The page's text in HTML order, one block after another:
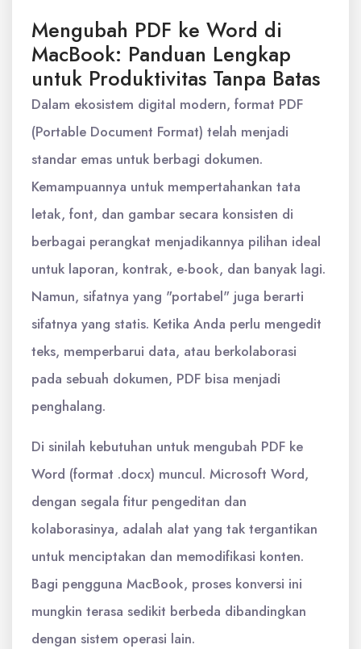
Mengubah PDF ke Word di
MacBook: Panduan Lengkap
untuk Produktivitas Tanpa Batas
Dalam ekosistem digital modern, format PDF
(Portable Document Format) telah menjadi
standar emas untuk berbagi dokumen.
Kemampuannya untuk mempertahankan tata
letak, font, dan gambar secara konsisten di
berbagai perangkat menjadikannya pilihan ideal
untuk laporan, kontrak, e-book, dan banyak lagi.
Namun, sifatnya yang "portabel" juga berarti
sifatnya yang statis. Ketika Anda perlu mengedit
teks, memperbarui data, atau berkolaborasi
pada sebuah dokumen, PDF bisa menjadi
penghalang.
Di sinilah kebutuhan untuk mengubah PDF ke
Word (format .docx) muncul. Microsoft Word,
dengan segala fitur pengeditan dan
kolaborasinya, adalah alat yang tak tergantikan
untuk menciptakan dan memodifikasi konten.
Bagi pengguna MacBook, proses konversi ini
mungkin terasa sedikit berbeda dibandingkan
dengan sistem operasi lain.